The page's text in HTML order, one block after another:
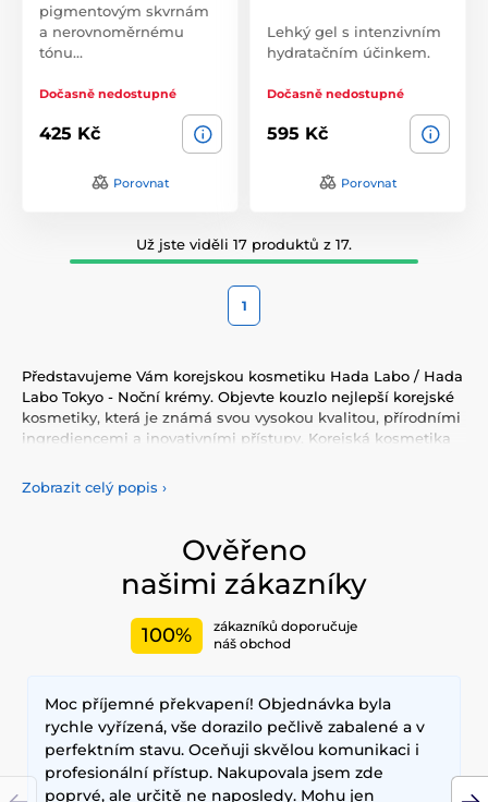
pigmentovým skvrnám
a nerovnoměrnému
tónu…
Dočasně nedostupné
425 Kč
Porovnat
Lehký gel s intenzivním
hydratačním účinkem.
Dočasně nedostupné
595 Kč
Porovnat
Už jste viděli 17 produktů z 17.
1
Představujeme Vám korejskou kosmetiku Hada Labo / Hada
Labo Tokyo - Noční krémy. Objevte kouzlo nejlepší korejské
kosmetiky, která je známá svou vysokou kvalitou, přírodními
ingrediencemi a inovativními přístupy. Korejská kosmetika
Vyzkoušejte tonery, séra, esence, pleťové krémy, vše pro
odlíčení a čištění pleti. Korejská kosmetika se také
opalovacími krémy. Doporučujeme také vyzkoušet péči o
vlasy, jako jsou šampony, kondicionery, masky, oleje a další.
Nesmíme zapomenout také na dekorativní kosmetiku pro
Mezi nejčastěji používané ingredience patří šnečí extrakt,
elasticitu. Hlavními benefity korejské kosmetiky jsou
dlouhodobé výsledky, přírodní složení a inovativní
technologie, které zajišťují zdravou a zářivou pleť.
Zobrazit celý popis ›
Ověřeno
našimi zákazníky
100%
zákazníků doporučuje
náš obchod
Moc příjemné překvapení! Objednávka byla
rychle vyřízená, vše dorazilo pečlivě zabalené a v
perfektním stavu. Oceňuji skvělou komunikaci i
profesionální přístup. Nakupovala jsem zde
poprvé, ale určitě ne naposledy. Mohu jen